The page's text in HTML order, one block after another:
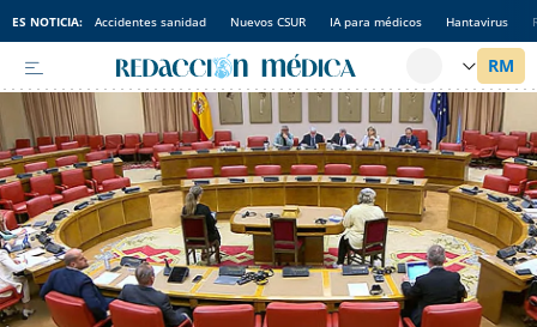
ES NOTICIA: Accidentes sanidad Nuevos CSUR IA para médicos Hantavirus